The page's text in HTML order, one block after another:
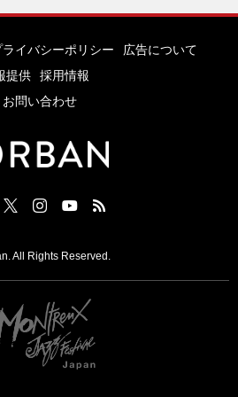
ライバシーポリシー
広告について
提供
採用情報
お問い合わせ
All Rights Reserved.